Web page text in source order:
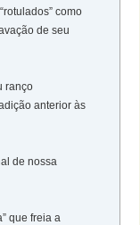
como
de seu
ranço
anterior às
de nossa
que freia a